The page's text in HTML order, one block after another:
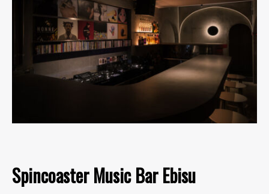
Spincoaster Music Bar Ebisu